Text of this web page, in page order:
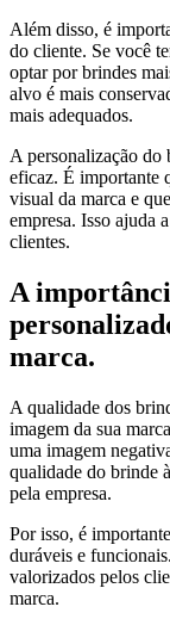
Além disso, é
do cliente. Se você
optar por brindes
alvo é mais
mais adequados.
A personalização do
eficaz. É importante
visual da marca e
empresa. Isso ajuda
clientes.
A
marca.
A qualidade dos
imagem da sua
uma imagem
qualidade do brinde
pela empresa.
Por isso, é
duráveis e
valorizados pelos
marca.